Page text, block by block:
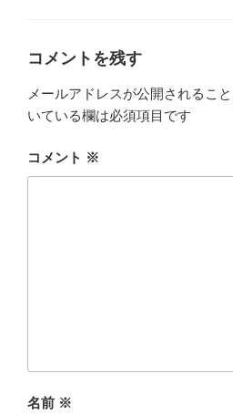
コメントを残す
メールアドレスが公開されること
いている欄は必須項目です
コメント ※
名前 ※